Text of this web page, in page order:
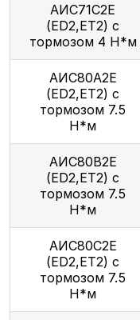
АИС71С2Е
(ED2,ET2) с
тормозом 4 Н*м
АИС80А2Е
(ED2,ET2) с
тормозом 7.5
Н*м
АИС80В2Е
(ED2,ET2) с
тормозом 7.5
Н*м
АИС80С2Е
(ED2,ET2) с
тормозом 7.5
Н*м